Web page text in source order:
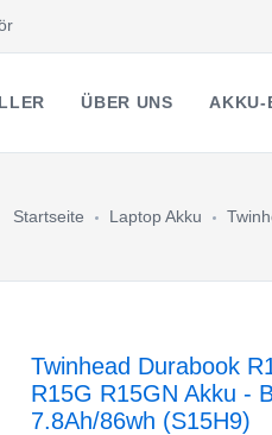
ÜBER UNS AKKU-
Startseite Laptop Akku
Twinhead Durabook
R15G R15GN Akku -
7.8Ah/86wh (S15H9)